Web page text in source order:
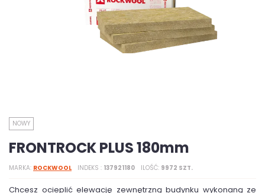
NOWY
FRONTROCK PLUS 180mm
MARKA ROCKWOOL INDEKS 137921180 ILOŚĆ 9972 SZT.
Chcesz ocieplić elewację zewnętrzną budynku wykonaną ze